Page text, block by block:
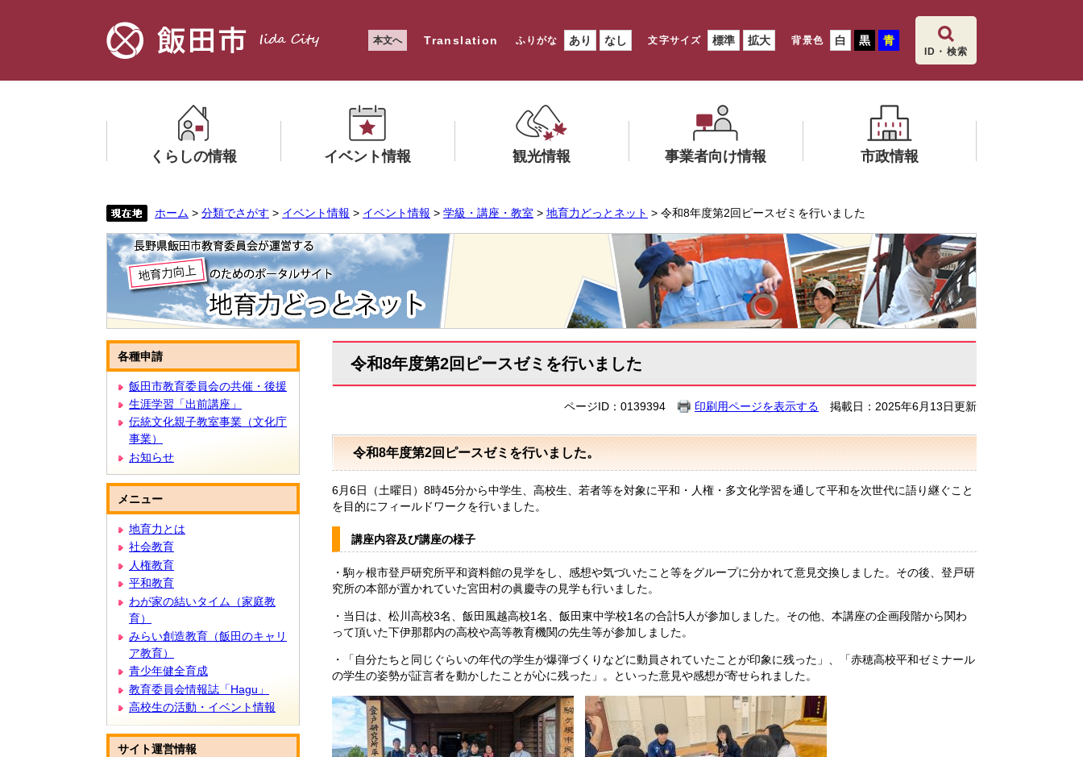
本文へ Translation ふりがな あり なし 文字サイズ 標準 拡大 背景色 白 黒 青
ID・検索
くらしの情報
メ
ニ
ュ
ー
ら
く
イベント情報
メ
ニ
ュ
ー
を
ひ
ら
く
観光情報
メ
ニ
ら
く
事業者向け情報
メ
ニ
ー
を
ら
く
市政情報
メ
ニ
ュ
ー
を
ひ
ら
く
ホーム > 分類でさがす > イベント情報 > イベント情報 > 学級・講座・教室 > 地育力どっとネット > 令和8年度第2回ピースゼミを行いました
令和8年度第2回ピースゼミを行いました
ページID：0139394 印刷用ページを表示する 掲載日：2025年6月13日更新
令和8年度第2回ピースゼミを行いました。
6月6日（土曜日）8時45分から中学生、高校生、若者等を対象に平和・人権・多文化学習を通して平和を次世代に語り継ぐこと
を目的にフィールドワークを行いました。
講座内容及び講座の様子
・駒ヶ根市登戸研究所平和資料館の見学をし、感想や気づいたこと等をグループに分かれて意見交換しました。その後、登戸研
究所の本部が置かれていた宮田村の眞慶寺の見学も行いました。
・当日は、松川高校3名、飯田風越高校1名、飯田東中学校1名の合計5人が参加しました。その他、本講座の企画段階から関わ
って頂いた下伊那郡内の高校や高等教育機関の先生等が参加しました。
・「自分たちと同じぐらいの年代の学生が爆弾づくりなどに動員されていたことが印象に残った」、「赤穂高校平和ゼミナール
の学生の姿勢が証言者を動かしたことが心に残った」。といった意見や感想が寄せられました。
各種申請
飯田市教育委員会の共催・後援
生涯学習「出前講座」
伝統文化親子教室事業（文化庁
事業）
お知らせ
メニュー
地育力とは
社会教育
人権教育
平和教育
わが家の結いタイム（家庭教
育）
みらい創造教育（飯田のキャリ
ア教育）
青少年健全育成
教育委員会情報誌「Hagu」
高校生の活動・イベント情報
サイト運営情報